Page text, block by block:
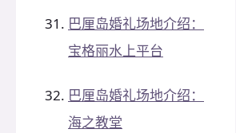
巴厘岛婚礼场地介绍：
宝格丽水上平台
巴厘岛婚礼场地介绍：
海之教堂